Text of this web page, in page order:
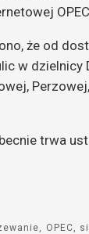
że od
w dzielnicy
trwa
OPEC